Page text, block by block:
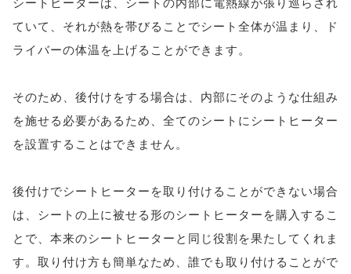
ていて、それが熱を帯びることでシート全体が温まり、ド
ライバーの体温を上げることができます。
そのため、後付けをする場合は、内部にそのような仕組み
を施せる必要があるため、全てのシートにシートヒーター
を設置することはできません。
後付けでシートヒーターを取り付けることができない場合
は、シートの上に被せる形のシートヒーターを購入するこ
とで、本来のシートヒーターと同じ役割を果たしてくれま
す。取り付け方も簡単なため、誰でも取り付けることがで